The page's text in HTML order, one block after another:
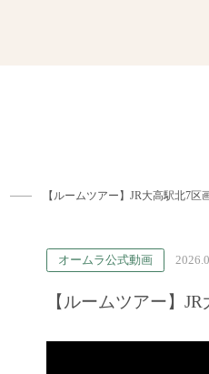
【ルームツアー】JR大高駅北7
オームラ公式動画
【ルームツアー】